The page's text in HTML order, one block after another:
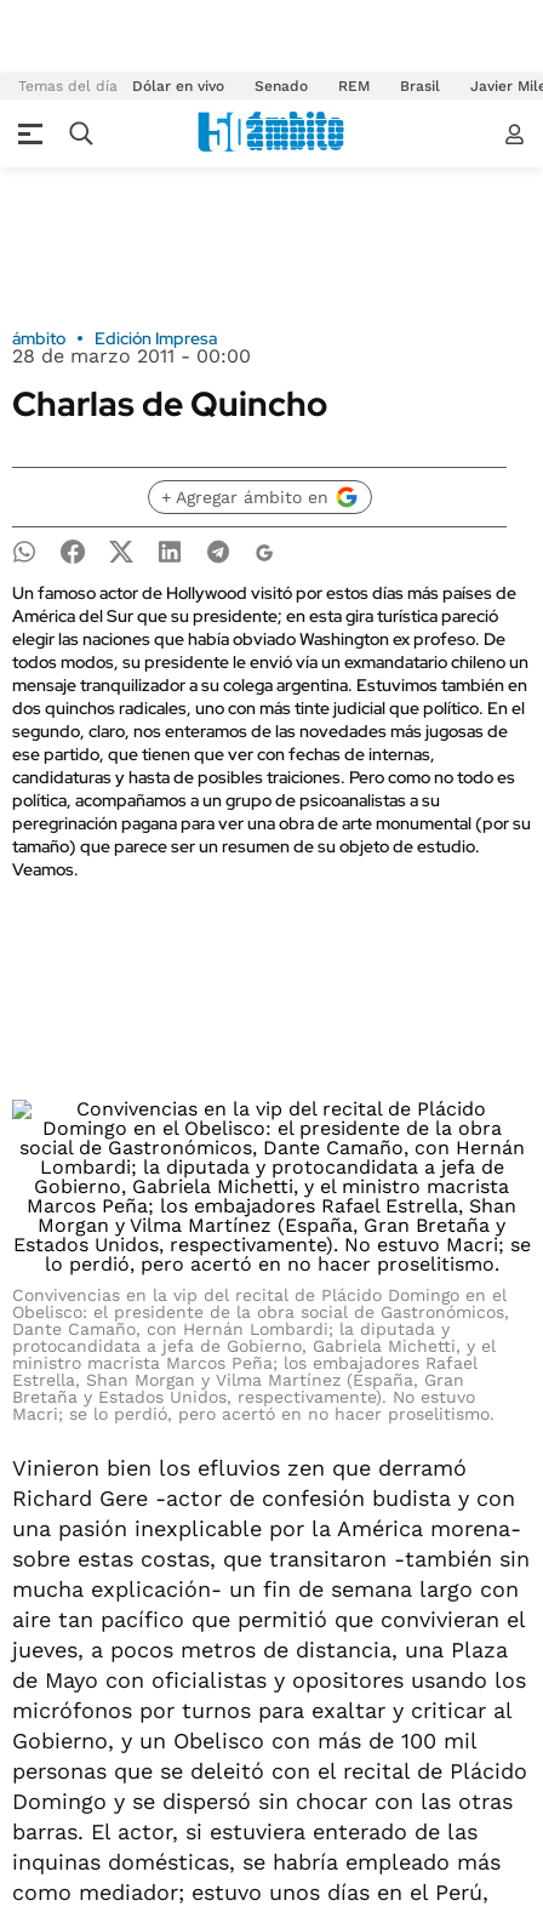
Temas del día Dólar en vivo Senado REM Brasil Javier
ámbito Edición Impresa
28 de marzo 2011 - 00:00
Charlas de Quincho
+ Agregar ámbito en
Un famoso actor de Hollywood visitó por estos días más países de
América del Sur que su presidente; en esta gira turística pareció
elegir las naciones que había obviado Washington ex profeso. De
todos modos, su presidente le envió vía un exmandatario chileno un
mensaje tranquilizador a su colega argentina. Estuvimos también en
dos quinchos radicales, uno con más tinte judicial que político. En el
segundo, claro, nos enteramos de las novedades más jugosas de
ese partido, que tienen que ver con fechas de internas,
candidaturas y hasta de posibles traiciones. Pero como no todo es
política, acompañamos a un grupo de psicoanalistas a su
peregrinación pagana para ver una obra de arte monumental (por su
tamaño) que parece ser un resumen de su objeto de estudio.
Veamos.
Convivencias en la vip del recital de Plácido Domingo en el
Obelisco: el presidente de la obra social de Gastronómicos,
Dante Camaño, con Hernán Lombardi; la diputada y
protocandidata a jefa de Gobierno, Gabriela Michetti, y el
ministro macrista Marcos Peña; los embajadores Rafael
Estrella, Shan Morgan y Vilma Martínez (España, Gran
Bretaña y Estados Unidos, respectivamente). No estuvo
Macri; se lo perdió, pero acertó en no hacer proselitismo.
Vinieron bien los efluvios zen que derramó
Richard Gere -actor de confesión budista y con
una pasión inexplicable por la América morena-
sobre estas costas, que transitaron -también sin
mucha explicación- un fin de semana largo con
aire tan pacífico que permitió que convivieran el
jueves, a pocos metros de distancia, una Plaza
de Mayo con oficialistas y opositores usando los
micrófonos por turnos para exaltar y criticar al
Gobierno, y un Obelisco con más de 100 mil
personas que se deleitó con el recital de Plácido
Domingo y se dispersó sin chocar con las otras
barras. El actor, si estuviera enterado de las
inquinas domésticas, se habría empleado más
como mediador; estuvo unos días en el Perú,